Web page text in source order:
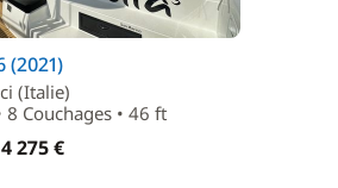
(2021)
(Italie)
8 Couchages • 46 ft
4 275 €